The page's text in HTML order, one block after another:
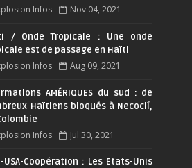
Infos Nov 04, 2021
/ Onde Tropicale : Une onde
est de passage en Haïti
Infos Aug 09, 2021
AMÉRIQUES du sud : de
Haïtiens bloqués à Necoclí,
Infos Jul 30, 2021
USA-Coopération : Les Etats-Unis